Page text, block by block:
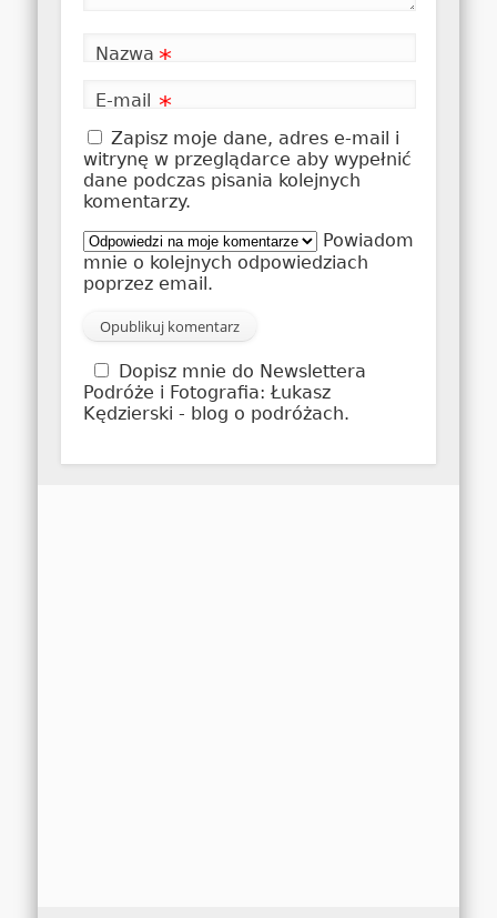
Nazwa *
E-mail *
Zapisz moje dane, adres e-mail i
witrynę w przeglądarce aby wypełnić
dane podczas pisania kolejnych
komentarzy.
Powiadom
mnie o kolejnych odpowiedziach
poprzez email.
Dopisz mnie do Newslettera
Podróże i Fotografia: Łukasz
Kędzierski - blog o podróżach.